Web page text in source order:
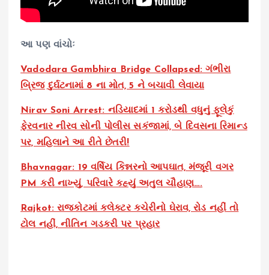
આ પણ વાંચોઃ
Vadodara Gambhira Bridge Collapsed: ગંભીરા
બ્રિજ દુર્ઘટનામાં 8 ના મોત, 5 ને બચાવી લેવાયા
Nirav Soni Arrest: નડિયાદમાં 1 કરોડથી વધુનું ફૂલેકું
ફેરવનાર નીરવ સોની પોલીસ સકંજામાં, બે દિવસના રિમાન્ડ
પર, મહિલાને આ રીતે છેતરી!
Bhavnagar: 19 વર્ષિય કિન્નરનો આપઘાત, મંજૂરી વગર
PM કરી નાખ્યું, પરિવારે કહ્યું અતુલ ચૌહાણ….
Rajkot: રાજકોટમાં કલેક્ટર કચેરીનો ઘેરાવ, રોડ નહીં તો
ટોલ નહીં, નીતિન ગડકરી પર પ્રહાર